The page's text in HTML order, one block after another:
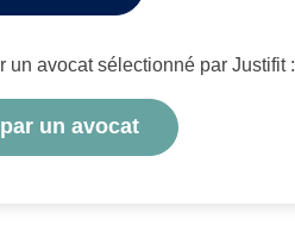
un avocat sélectionné par Justifit :
un avocat